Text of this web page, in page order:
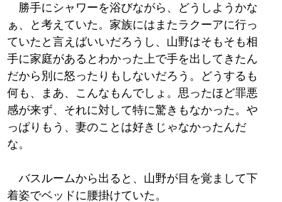
勝手にシャワーを浴びながら、どうしようかな
ぁ、と考えていた。家族にはまたラクーアに行っ
ていたと言えばいいだろうし、山野はそもそも相
手に家庭があるとわかった上で手を出してきたん
だから別に怒ったりもしないだろう。どうするも
何も、まあ、こんなもんでしょ。思ったほど罪悪
感が来ず、それに対して特に驚きもなかった。や
っぱりもう、妻のことは好きじゃなかったんだ
な。
バスルームから出ると、山野が目を覚まして下
着姿でベッドに腰掛けていた。